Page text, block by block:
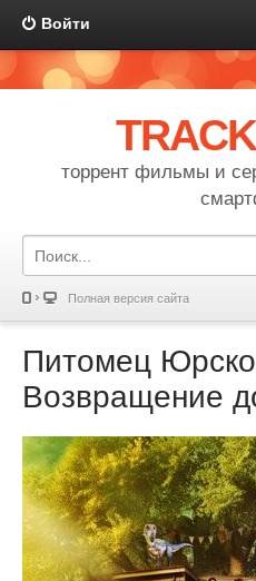
Войти
торрент фильмы и
Полная версия сайта
Питомец
Возвращение